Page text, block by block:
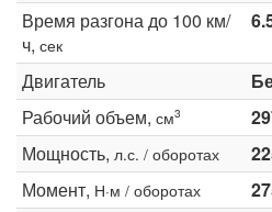
Время разгона до 100 км/
ч, сек
Двигатель
Рабочий объем, см3
Мощность, л.с. / оборотах
Момент, Н·м / оборотах